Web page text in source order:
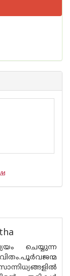
ചെയ്യുന്ന